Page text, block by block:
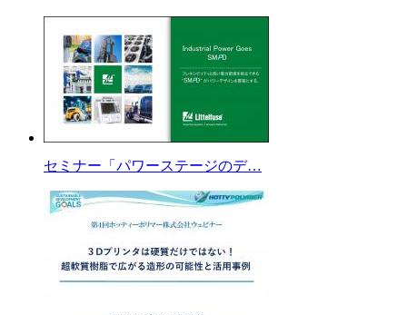
セミナー「パワーステージのデ…